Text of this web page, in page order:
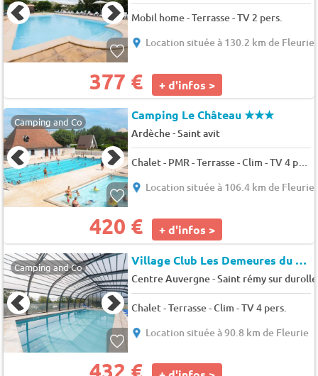
Mobil home - Terrasse - TV 2 pers.
Location située à 130.2 km de Fleurie
377 € + d'infos >
Camping and Co Camping Le Château★★★
Ardèche-Saint avit
Chalet - PMR - Terrasse - Clim - TV 4 pers.
Location située à 106.4 km de Fleurie
420 € + d'infos >
Camping and Co Village Club Les Demeures du Lac
Centre Auvergne-Saint rémy sur durolle
Chalet - Terrasse - Clim - TV 4 pers.
Location située à 90.8 km de Fleurie